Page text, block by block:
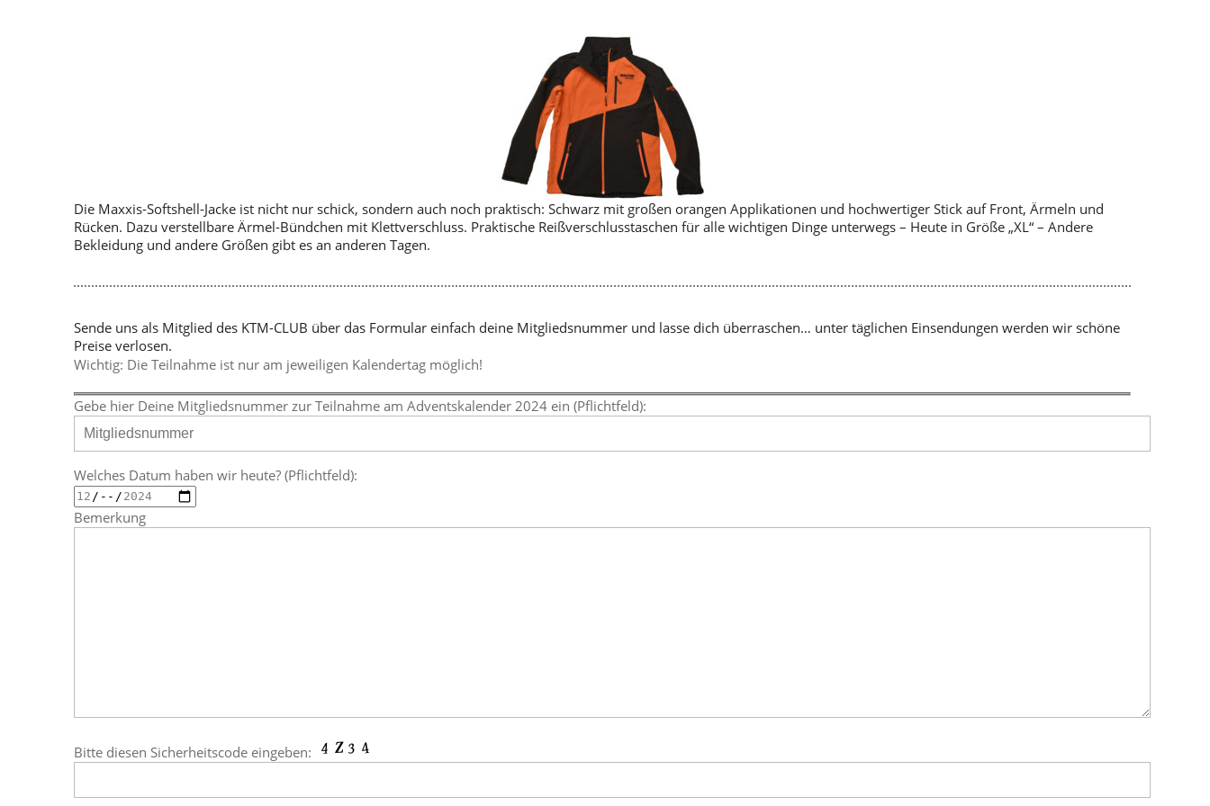
Die Maxxis-Softshell-Jacke ist nicht nur schick, sondern auch noch praktisch: Schwarz mit großen orangen Applikationen und hochwertiger Stick auf Front, Ärmeln und
Rücken. Dazu verstellbare Ärmel-Bündchen mit Klettverschluss. Praktische Reißverschlusstaschen für alle wichtigen Dinge unterwegs – Heute in Größe „XL“ – Andere
Bekleidung und andere Größen gibt es an anderen Tagen.
Sende uns als Mitglied des KTM-CLUB über das Formular einfach deine Mitgliedsnummer und lasse dich überraschen… unter täglichen Einsendungen werden wir schöne
Preise verlosen.
Wichtig: Die Teilnahme ist nur am jeweiligen Kalendertag möglich!
Gebe hier Deine Mitgliedsnummer zur Teilnahme am Adventskalender 2024 ein (Pflichtfeld):
Welches Datum haben wir heute? (Pflichtfeld):
Bemerkung
Bitte diesen Sicherheitscode eingeben: